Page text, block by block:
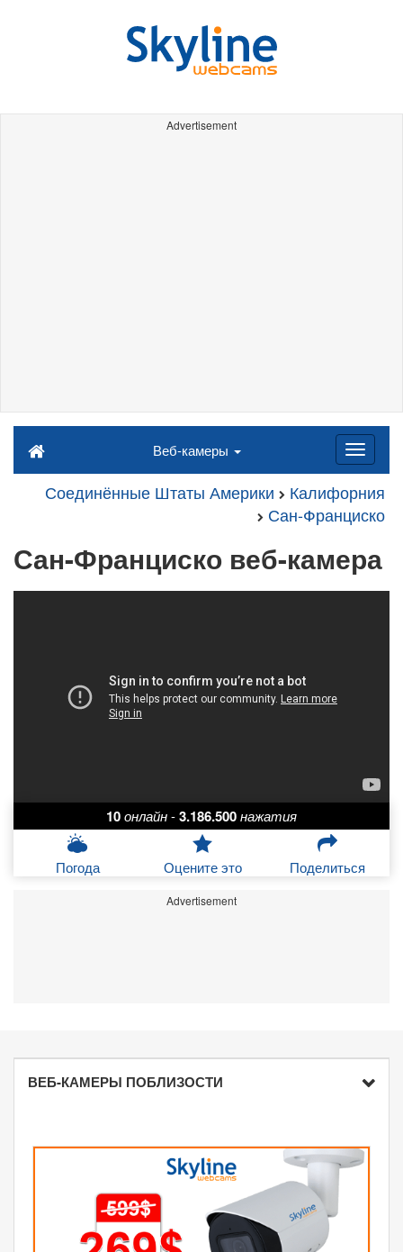
Advertisement
Веб-камеры
Соединённые Штаты Америки
Калифорния
Сан-Франциско
Сан-Франциско веб-камера
10онлайн-3.186.500нажатия
Погода Оцените это Поделиться
Advertisement
ВЕБ-КАМЕРЫ ПОБЛИЗОСТИ